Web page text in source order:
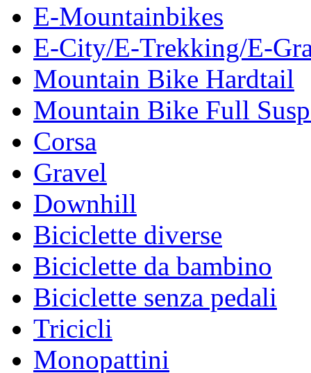
E-Mountainbikes
E-City/E-Trekking/E-
Mountain Bike Hardtail
Mountain Bike Full
Corsa
Gravel
Downhill
Biciclette diverse
Biciclette da bambino
Biciclette senza pedali
Tricicli
Monopattini